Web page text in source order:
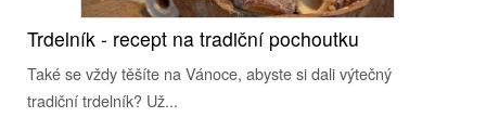
Trdelník - recept na tradiční pochoutku
Také se vždy těšíte na Vánoce, abyste si dali výtečný
tradiční trdelník? Už...